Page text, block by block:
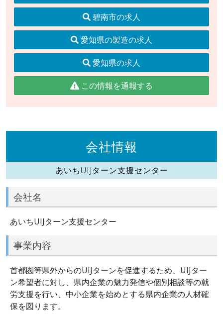
碧南市の求人
愛知県の製造の求人
愛知県の求人
この情報を通報する
会社情報
あいちUIJターン支援センター
会社名
あいちUIJターン支援センター
事業内容
首都圏等県外からのUIJターンを促進するため、UIJター
ン希望者に対し、県内企業の魅力発信や個別相談等の就
労支援を行い、中小企業を始めとする県内企業の人材確
保を図ります。